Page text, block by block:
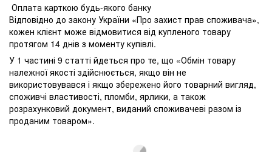
Оплата карткою будь-якого банку
Відповідно до закону України «Про захист прав споживача»,
кожен клієнт може відмовитися від купленого товару
протягом 14 днів з моменту купівлі.
У 1 частині 9 статті йдеться про те, що «Обмін товару
належної якості здійснюється, якщо він не
використовувався і якщо збережено його товарний вигляд,
споживчі властивості, пломби, ярлики, а також
розрахунковий документ, виданий споживачеві разом із
проданим товаром».